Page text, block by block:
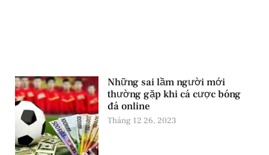
Những sai lầm người mới
thường gặp khi cá cược bóng
đá online
Tháng 12 26, 2023